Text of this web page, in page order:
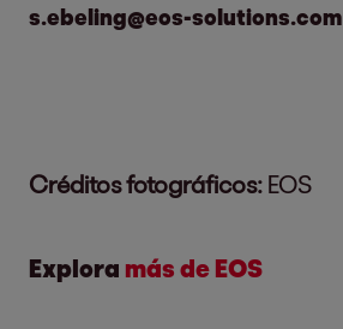
s.ebeling@eos-solutions.com
Créditos fotográficos: EOS
Explora más de EOS